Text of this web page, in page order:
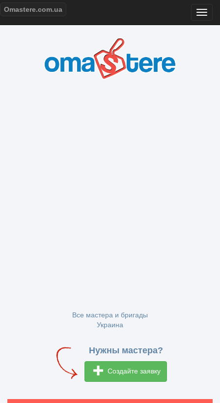
Omastere.com.ua
Все мастера и бригады
Украина
Нужны мастера?
Создайте заявку